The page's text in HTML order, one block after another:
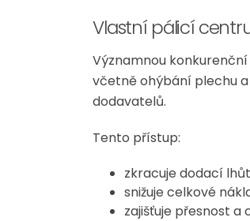
Vlastní pálicí
Významnou
včetně ohýbání plechu
dodavatelů.
Tento přístup:
zkracuje dodací
snižuje celkové
zajišťuje přesnost